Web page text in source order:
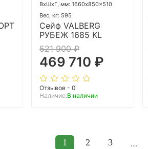
ВхШхГ, мм: 1660x850x510
Вес, кг: 595
Сейф VALBERG
РУБЕЖ 1685 KL
521 900 ₽
469 710 ₽
Отзывов - 0
Наличие:В наличии
1 2 3 …